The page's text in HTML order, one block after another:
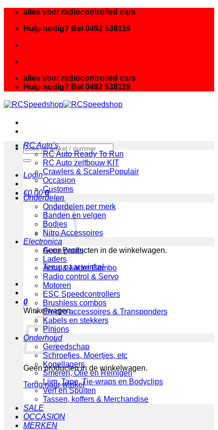
inhoud
alles voor radiocontrolled cars
Hulp nodig? Bel 0492 538119
alles voor radiocontrolled cars
Hulp nodig? Bel 0492 538119
Zoeken
naar:
Login
€0.00 0
Geen producten in de winkelwagen.
Terug naar winkel
0
Winkelwagen
Geen producten in de winkelwagen.
Terug naar winkel
RC Auto’s
RC Auto Ready To Run
RC Auto zelfbouw KIT
Crawlers & Scalers
Occasion
Customs
Onderdelen
Onderdelen per merk
Banden en velgen
Bodies
Nitro Accessoires
Electronica
Accu Packs
Laders
Accu & Lader Combo
Radio control & Servo
Motoren
ESC Speedcontrollers
Brushless combos
Electro accessoires & Transponders
Kabels en stekkers
Pinions
Onderhoud
Gereedschap
Schroefjes, Moertjes, etc
Kogellagers
Smeren, Olie en Reinigen
Lijm, Tape, Tie-wraps en Bodyclips
Verf en Spuiten
Tassen, koffers & Merchandise
SALE
OCCASION
MERKEN